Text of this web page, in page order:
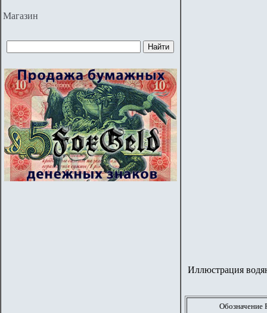
Магазин
Иллюстрация
Обозначение